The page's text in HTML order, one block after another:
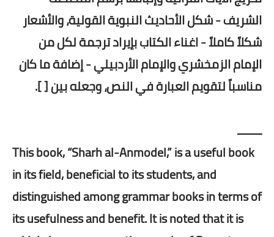
الشريف - شكل الأحاديث النبوية القولية، والأشعار
شكلاً كاملاً - اغناء الكتاب بإيراد ترجمة لكل من
الإمام الزمخشري والإمام الأردبيلي - إضافة ما كان
مناسباً لتقويم العبارة في النص، وجعله بين [ ].
ــــــــ
This book, “Sharh al-Anmodel,” is a useful book
in its field, beneficial to its students, and
distinguished among grammar books in terms of
its usefulness and benefit. It is noted that it is